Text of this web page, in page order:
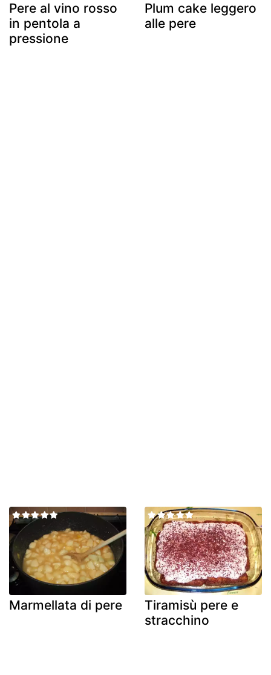
Pere al vino rosso
in pentola a
pressione
Plum cake leggero
alle pere
Marmellata di pere
Tiramisù pere e
stracchino